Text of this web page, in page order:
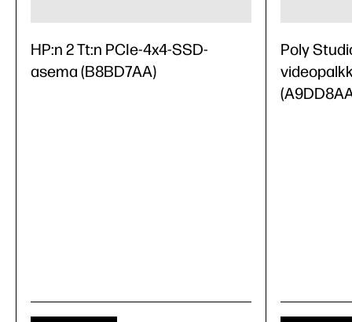
HP:n 2 Tt:n PCIe-4x4-SSD-
asema (B8BD7AA)
Poly